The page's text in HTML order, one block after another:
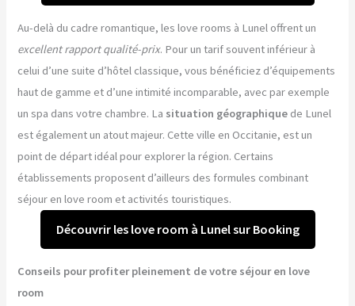
Au-delà du cadre romantique, les love rooms à Lunel offrent un
excellent rapport qualité-prix. Pour un tarif souvent inférieur à
celui d’une suite d’hôtel classique, vous bénéficiez d’équipements
haut de gamme et d’une intimité incomparable, avec par exemple
un spa dans votre chambre. La situation géographique de Lunel
est également un atout majeur. Cette ville en Occitanie, est un
point de départ idéal pour explorer la région. Certains
établissements proposent d’ailleurs des formules combinant
séjour en love room et activités touristiques.
Découvrir les love room à Lunel sur Booking
Conseils pour profiter pleinement de votre séjour en love
room